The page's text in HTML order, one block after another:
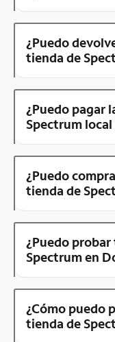
¿Puedo
tienda de
¿Puedo pagar
Spectrum
¿Puedo
tienda de
¿Puedo
Spectrum en
¿Cómo puedo
tienda de